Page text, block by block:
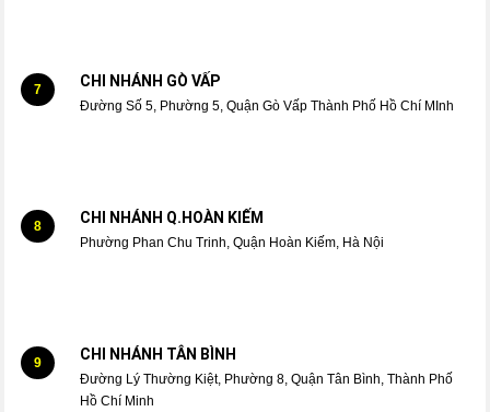
7 CHI NHÁNH GÒ VẤP
Đường Số 5, Phường 5, Quận Gò Vấp Thành Phố Hồ Chí MInh
8 CHI NHÁNH Q.HOÀN KIẾM
Phường Phan Chu Trinh, Quận Hoàn Kiếm, Hà Nội
9 CHI NHÁNH TÂN BÌNH
Đường Lý Thường Kiệt, Phường 8, Quận Tân Bình, Thành Phố
Hồ Chí Minh